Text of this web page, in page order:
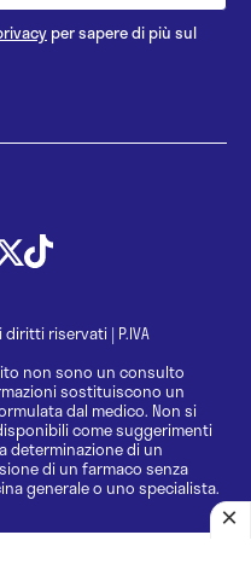
per sapere di più sul
diritti riservati | P.IVA
non sono un consulto
sostituiscono un
dal medico. Non si
come suggerimenti
determinazione di un
di un farmaco senza
generale o uno specialista.